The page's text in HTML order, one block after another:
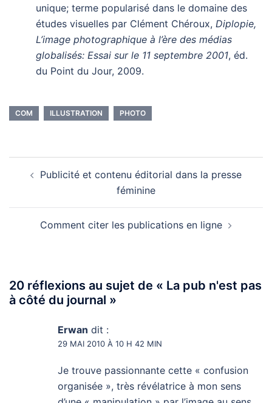
unique; terme popularisé dans le domaine des
études visuelles par Clément Chéroux, Diplopie,
L’image photographique à l’ère des médias
globalisés: Essai sur le 11 septembre 2001, éd.
du Point du Jour, 2009.
COM ILLUSTRATION PHOTO
d’articlePublicité et contenu éditorial dans la presse
féminine
Comment citer les publications en ligne
20 réflexions au sujet de « La pub n'est pas
à côté du journal »
Erwan dit :
29 MAI 2010 À 10 H 42 MIN
Je trouve passionnante cette « confusion
organisée », très révélatrice à mon sens